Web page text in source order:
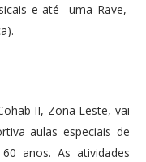
e até uma Rave,
II, Zona Leste, vai
aulas especiais de
anos. As atividades